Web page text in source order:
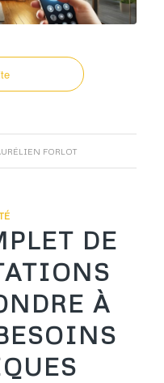
FORLOT
DE
À